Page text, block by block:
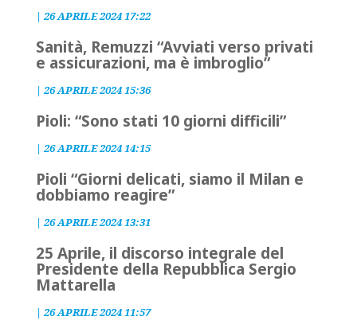
| 26 APRILE 2024 17:22
Sanità, Remuzzi “Avviati verso privati
e assicurazioni, ma è imbroglio”
| 26 APRILE 2024 15:36
Pioli: “Sono stati 10 giorni difficili”
| 26 APRILE 2024 14:15
Pioli “Giorni delicati, siamo il Milan e
dobbiamo reagire”
| 26 APRILE 2024 13:31
25 Aprile, il discorso integrale del
Presidente della Repubblica Sergio
Mattarella
| 26 APRILE 2024 11:57